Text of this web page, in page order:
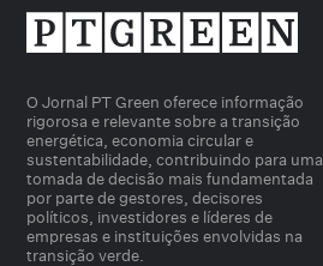
O Jornal PT Green oferece informação
rigorosa e relevante sobre a transição
energética, economia circular e
sustentabilidade, contribuindo para uma
tomada de decisão mais fundamentada
por parte de gestores, decisores
políticos, investidores e líderes de
empresas e instituições envolvidas na
transição verde.